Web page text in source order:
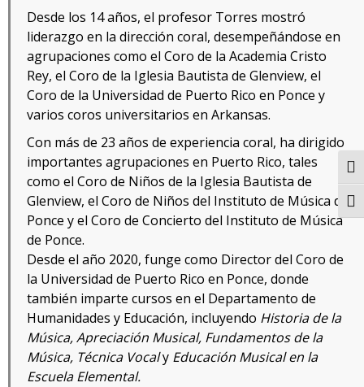
Desde los 14 años, el profesor Torres mostró
liderazgo en la dirección coral, desempeñándose en
agrupaciones como el Coro de la Academia Cristo
Rey, el Coro de la Iglesia Bautista de Glenview, el
Coro de la Universidad de Puerto Rico en Ponce y
varios coros universitarios en Arkansas.
Con más de 23 años de experiencia coral, ha dirigido
importantes agrupaciones en Puerto Rico, tales
como el Coro de Niños de la Iglesia Bautista de
Glenview, el Coro de Niños del Instituto de Música de
Ponce y el Coro de Concierto del Instituto de Música
de Ponce.
Desde el año 2020, funge como Director del Coro de
la Universidad de Puerto Rico en Ponce, donde
también imparte cursos en el Departamento de
Humanidades y Educación, incluyendo Historia de la
Música, Apreciación Musical, Fundamentos de la
Música, Técnica Vocaly Educación Musical en la
Escuela Elemental.